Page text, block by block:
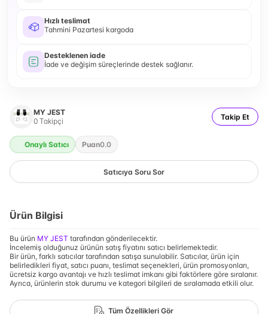
Hızlı teslimat
Tahmini Pazartesi kargoda
Desteklenen iade
İade ve değişim süreçlerinde destek sağlanır.
MY JEST
0 Takipçi Takip Et
Onaylı Satıcı Puan0.0
Satıcıya Soru Sor
Ürün Bilgisi
Bu ürün MY JEST tarafından gönderilecektir.
İncelemiş olduğunuz ürünün satış fiyatını satıcı belirlemektedir.
Bir ürün, farklı satıcılar tarafından satışa sunulabilir. Satıcılar, ürün için
belirledikleri fiyat, satıcı puanı, teslimat seçenekleri, ürün promosyonları,
ücretsiz kargo avantajı ve hızlı teslimat imkanı gibi faktörlere göre sıralanır.
Ayrıca, ürünlerin stok durumu ve kategori bilgileri de sıralamada etkili olur.
Tüm Özellikleri Gör